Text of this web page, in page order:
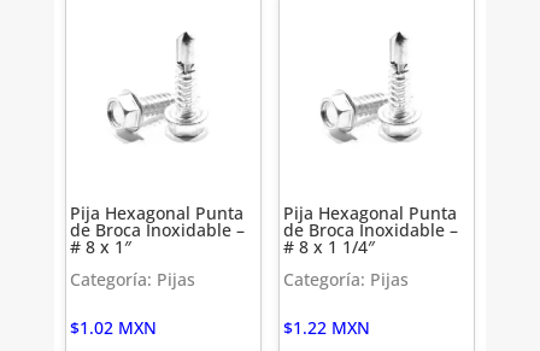
Pija Hexagonal Punta
de Broca Inoxidable –
# 8 x 1″
Categoría: Pijas
$1.02 MXN
Pija Hexagonal Punta
de Broca Inoxidable –
# 8 x 1 1/4″
Categoría: Pijas
$1.22 MXN